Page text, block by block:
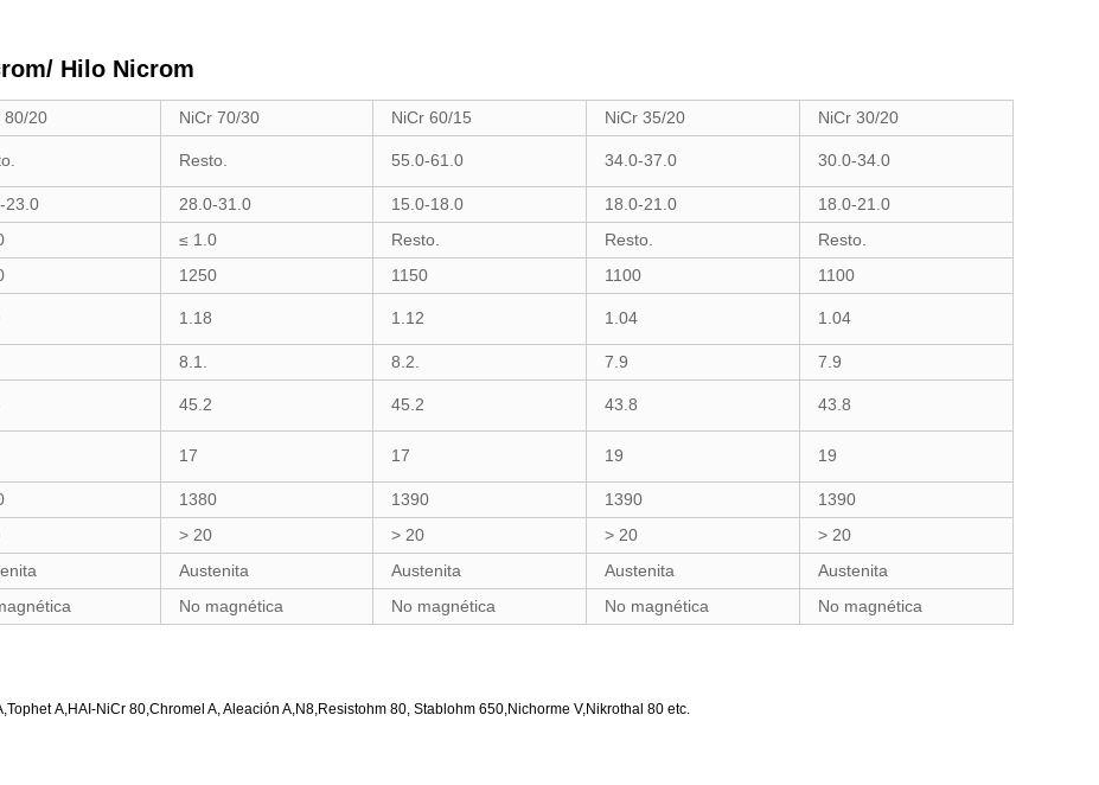
Hilo Nicrom
80/20 NiCr 70/30 NiCr 60/15 NiCr 35/20
NiCr 30/20
Resto. 55.0-61.0 34.0-37.0 30.0-34.0
23.0 28.0-31.0 15.0-18.0 18.0-21.0
18.0-21.0
≤ 1.0 Resto. Resto.
Resto.
1250 1150 1100
1100
1.18 1.12 1.04 1.04
8.1. 8.2. 7.9
7.9
45.2 45.2 43.8 43.8
17 17 19 19
1380 1390 1390
1390
> 20 > 20 > 20
> 20
Austenita Austenita Austenita
Austenita
No magnética No magnética No magnética No magnética
A,HAI-NiCr 80,Chromel A, Aleación A,N8,Resistohm 80, Stablohm 650,Nichorme V,Nikrothal 80 etc.